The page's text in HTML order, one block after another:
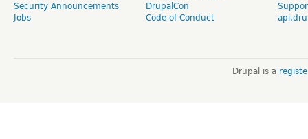
Security Announcements
Jobs
DrupalCon
Code of Conduct
Drupal is a